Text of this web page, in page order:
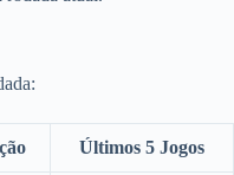
Últimos 5 Jogos